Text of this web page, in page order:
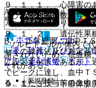
９．１．１． 心障害の
よび一過性脈拍数上昇さ
９．１．２． 遺伝性果
−ソルビトールが体内で
謝されないため、低血糖
それがある。
９．１．３． 下垂体腺
A． 測定方法：ＴＳＨ
アッセイ法により測定す
B． 正常範囲：血中Ｔ
セイの操作法及び判定基
に設定すべきであるが、
でピークに達し、血中Ｔ
る。また、投与前の血中
ホーム
ノート
表・計算
レジメン
アル
薬剤情報 ポスト
新規登録